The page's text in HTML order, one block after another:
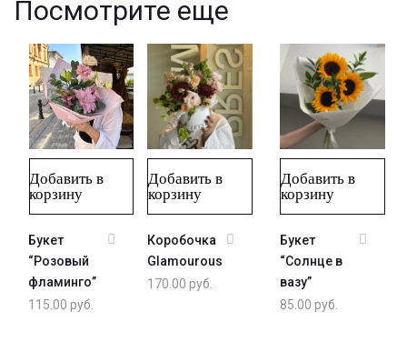
Посмотрите еще
Добавить в
корзину
Букет
“Розовый
фламинго”
115.00руб.
Добавить в
корзину
Коробочка
Glamourous
170.00руб.
Добавить в
корзину
Букет
“Солнце в
вазу”
85.00руб.